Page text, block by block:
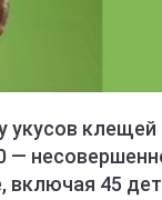
укусов
—
включая 45